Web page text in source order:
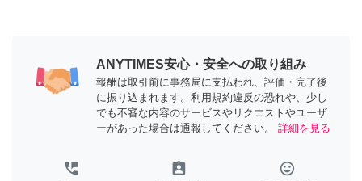
ANYTIMES安心・安全への取り組み
報酬は取引前に事務局に支払われ、評価・完了後
に振り込まれます。利用規約違反の恐れや、少し
でも不審な内容のサービスやリクエストやユーザ
ーがあった場合は通報してください。
詳細を見る
perm_phone_msg assignment_ind tag_faces